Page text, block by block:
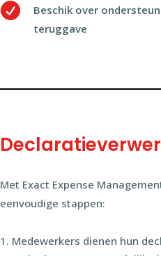

Beschik over
teruggave
Met Exact Expense
eenvoudige stappen:
Medewerkers dienen hun